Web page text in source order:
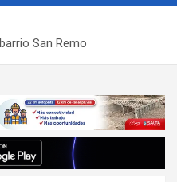
San Remo